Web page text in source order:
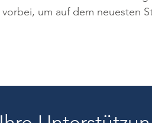
um auf dem neuesten